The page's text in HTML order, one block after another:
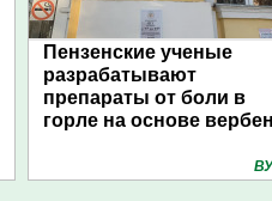
Пензенские ученые
разрабатывают
препараты от боли в
горле на основе